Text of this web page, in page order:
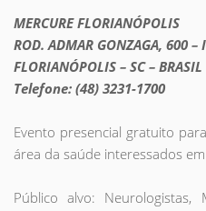
MERCURE FLORIANÓPOLIS
ROD. ADMAR GONZAGA, 600
FLORIANÓPOLIS – SC – BRASIL
Telefone: (48) 3231-1700
Evento presencial gratuito
área da saúde interessados
Público alvo: Neurologistas,